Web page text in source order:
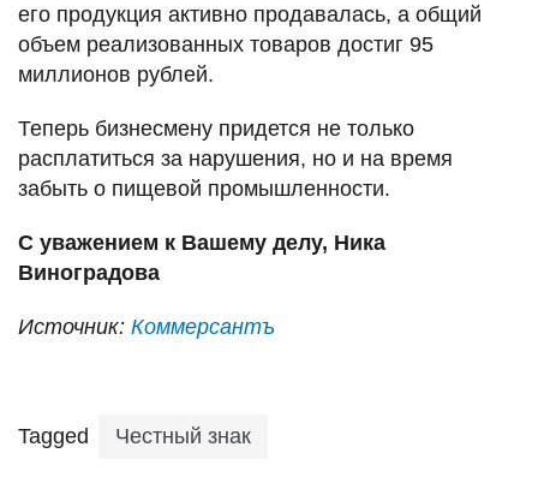
его продукция активно продавалась, а общий
объем реализованных товаров достиг 95
миллионов рублей.
Теперь бизнесмену придется не только
расплатиться за нарушения, но и на время
забыть о пищевой промышленности.
С уважением к Вашему делу, Ника
Виноградова
Источник: Коммерсантъ
Tagged Честный знак